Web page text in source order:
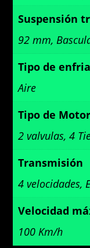
Suspensión
92 mm,
Tipo de
Aire
Tipo de Motor
2 valvulas, 4
Transmisión
4 velocidades,
Velocidad
100 Km/h